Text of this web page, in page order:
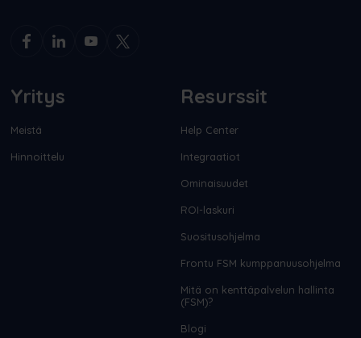
Yritys
Meistä
Hinnoittelu
Resurssit
Help Center
Integraatiot
Ominaisuudet
ROI-laskuri
Suositusohjelma
Frontu FSM kumppanuusohjelma
Mitä on kenttäpalvelun hallinta
(FSM)?
Blogi